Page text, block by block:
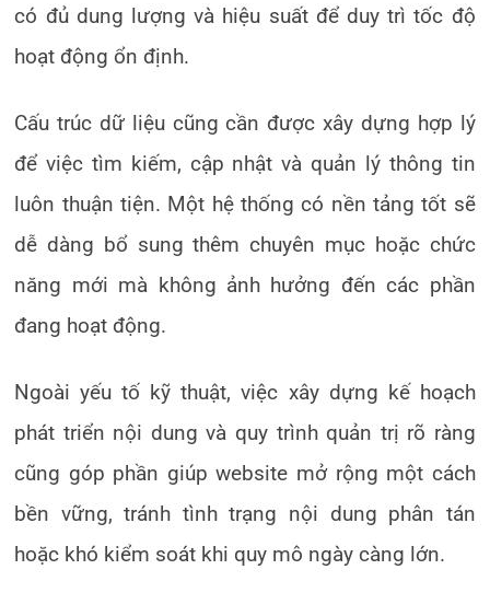
có đủ dung lượng và hiệu suất để duy trì tốc độ
hoạt động ổn định.
Cấu trúc dữ liệu cũng cần được xây dựng hợp lý
để việc tìm kiếm, cập nhật và quản lý thông tin
luôn thuận tiện. Một hệ thống có nền tảng tốt sẽ
dễ dàng bổ sung thêm chuyên mục hoặc chức
năng mới mà không ảnh hưởng đến các phần
đang hoạt động.
Ngoài yếu tố kỹ thuật, việc xây dựng kế hoạch
phát triển nội dung và quy trình quản trị rõ ràng
cũng góp phần giúp website mở rộng một cách
bền vững, tránh tình trạng nội dung phân tán
hoặc khó kiểm soát khi quy mô ngày càng lớn.